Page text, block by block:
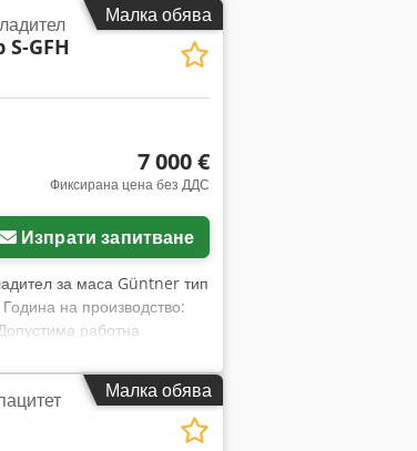
Малка обява
S-GFH
7 000 €
Фиксирана цена без ДДС
Изпрати запитване
за маса Güntner тип
на производство:
работна
065 – SDK.41.6 (ZA
Промени, грешки
на търговци. Запитвания
Малка обява